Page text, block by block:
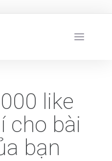
like
cho bài
bạn